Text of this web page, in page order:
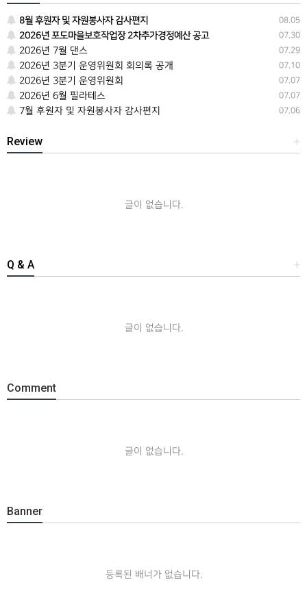
08.05
8월 후원자 및 자원봉사자 감사편지
07.30
2026년 포도마을보호작업장 2차추가경정예산 공고
07.29
2026년 7월 댄스
07.10
2026년 3분기 운영위원회 회의록 공개
07.07
2026년 3분기 운영위원회
07.07
2026년 6월 필라테스
07.06
7월 후원자 및 자원봉사자 감사편지
+
Review
글이 없습니다.
+
Q & A
글이 없습니다.
Comment
글이 없습니다.
Banner
등록된 배너가 없습니다.